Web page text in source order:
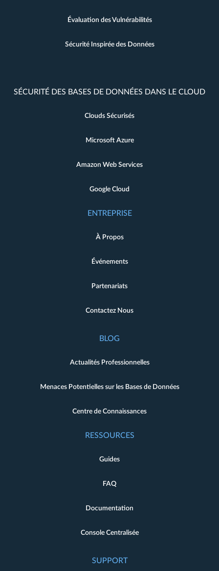
Évaluation des Vulnérabilités
Sécurité Inspirée des Données
SÉCURITÉ DES BASES DE DONNÉES DANS LE CLOUD
Clouds Sécurisés
Microsoft Azure
Amazon Web Services
Google Cloud
ENTREPRISE
À Propos
Événements
Partenariats
Contactez Nous
BLOG
Actualités Professionnelles
Menaces Potentielles sur les Bases de Données
Centre de Connaissances
RESSOURCES
Guides
FAQ
Documentation
Console Centralisée
SUPPORT